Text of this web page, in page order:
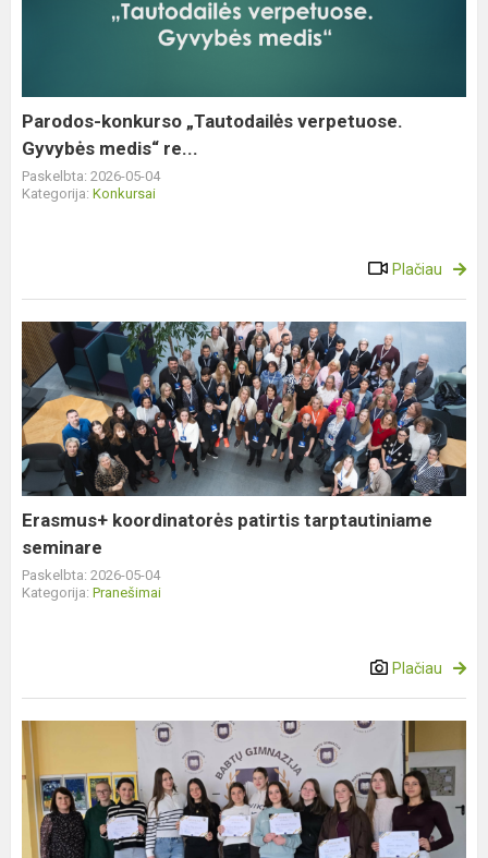
Parodos-konkurso „Tautodailės verpetuose.
Gyvybės medis“ re...
Paskelbta: 2026-05-04
Kategorija: Konkursai
Plačiau
Erasmus+
koordinatorės
patirtis
tarptautiniame
seminare
Erasmus+ koordinatorės patirtis tarptautiniame
seminare
Paskelbta: 2026-05-04
Kategorija: Pranešimai
Plačiau
Ispanijos
mokinių
mobilumas
Babtų
gimnazijoje